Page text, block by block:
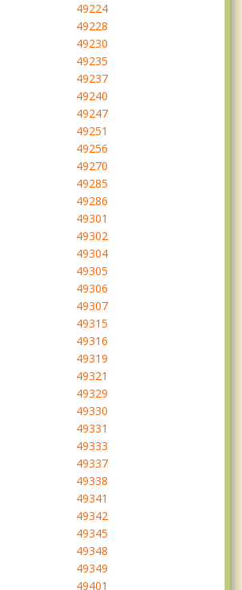
49224
49228
49230
49235
49237
49240
49247
49251
49256
49270
49285
49286
49301
49302
49304
49305
49306
49307
49315
49316
49319
49321
49329
49330
49331
49333
49337
49338
49341
49342
49345
49348
49349
49401